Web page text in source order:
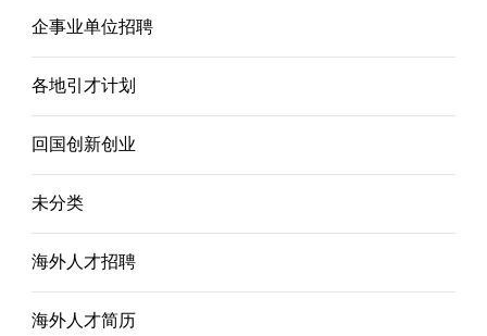
企事业单位招聘
各地引才计划
回国创新创业
未分类
海外人才招聘
海外人才简历